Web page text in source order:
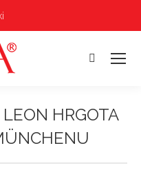
Pretraga:
HRGOTA